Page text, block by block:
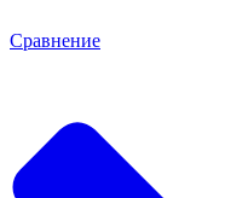
Сравнение